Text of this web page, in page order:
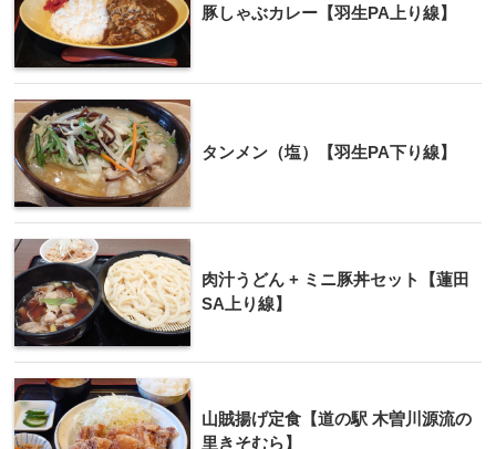
豚しゃぶカレー【羽生PA上り線】
タンメン（塩）【羽生PA下り線】
肉汁うどん + ミニ豚丼セット【蓮田
SA上り線】
山賊揚げ定食【道の駅 木曽川源流の
里きそむら】